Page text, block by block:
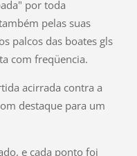
por toda
pelas suas
palcos das boates gls
com freqüencia.
acirrada contra a
destaque para um
e cada ponto foi